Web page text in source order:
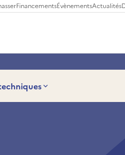
FinancementsÉvènementsActualités